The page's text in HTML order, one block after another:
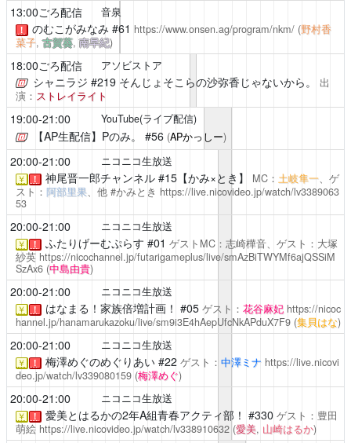
13:00ごろ配信 音泉
！ のむこがみなみ #61 https://www.onsen.ag/program/nkm/ (野村香
菜子,古賀葵,南早紀)
18:00ごろ配信 アソビストア
シャニラジ #219 そんじょそこらの沙弥香じゃないから。
出
演： ストレイライト
19:00-21:00 YouTube(ライブ配信)
【AP生配信】Pのみ。 #56 (APかっしー)
20:00-21:00 ニコニコ生放送
￥ ！ 神尾晋一郎チャンネル #15【かみ×とき】 MC： 土岐隼一、ゲ
スト： 阿部里果、他 #かみとき https://live.nicovideo.jp/watch/lv3389063
53
20:00-21:00 ニコニコ生放送
￥ ！ ふたりげーむぷらす #01 ゲストMC：志崎樺音、ゲスト：大塚
紗英 https://nicochannel.jp/futarigameplus/live/smAzBiTWYMf6ajQSSiM
SzAx6 (中島由貴)
20:00-21:00 ニコニコ生放送
￥ ！ はなまる！家族倍増計画！ #05 ゲスト： 花谷麻妃 https://nicoc
hannel.jp/hanamarukazoku/live/sm9i3E4hAepUfcNkAPduX7F9 (集貝はな)
20:00-21:00 ニコニコ生放送
￥ ！ 梅澤めぐのめぐりあい#22 ゲスト： 中澤ミナ https://live.nicovi
deo.jp/watch/lv339080159 (梅澤めぐ)
20:00-21:00 ニコニコ生放送
￥ ！ 愛美とはるかの2年A組青春アクティ部！ #330 ゲスト：豊田
萌絵 https://live.nicovideo.jp/watch/lv338910632 (愛美, 山崎はるか)